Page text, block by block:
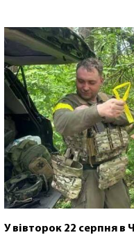
У вівторок 22 серпня в